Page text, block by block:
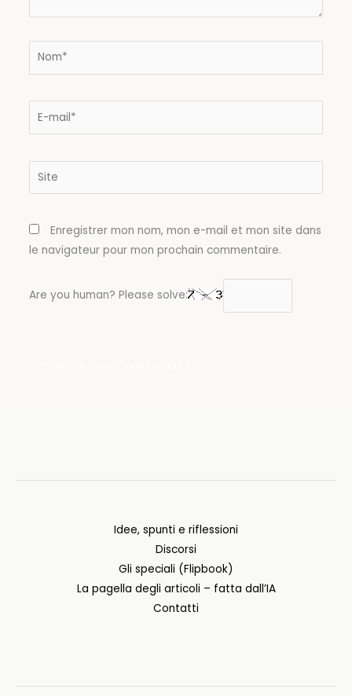
Nom*
E-
Site
Enregistrer mon nom, mon e-mail et mon site dans
le navigateur pour mon prochain commentaire.
Are you human? Please solve:
Idee, spunti e riflessioni
Discorsi
Gli speciali (Flipbook)
La pagella degli articoli – fatta dall’IA
Contatti